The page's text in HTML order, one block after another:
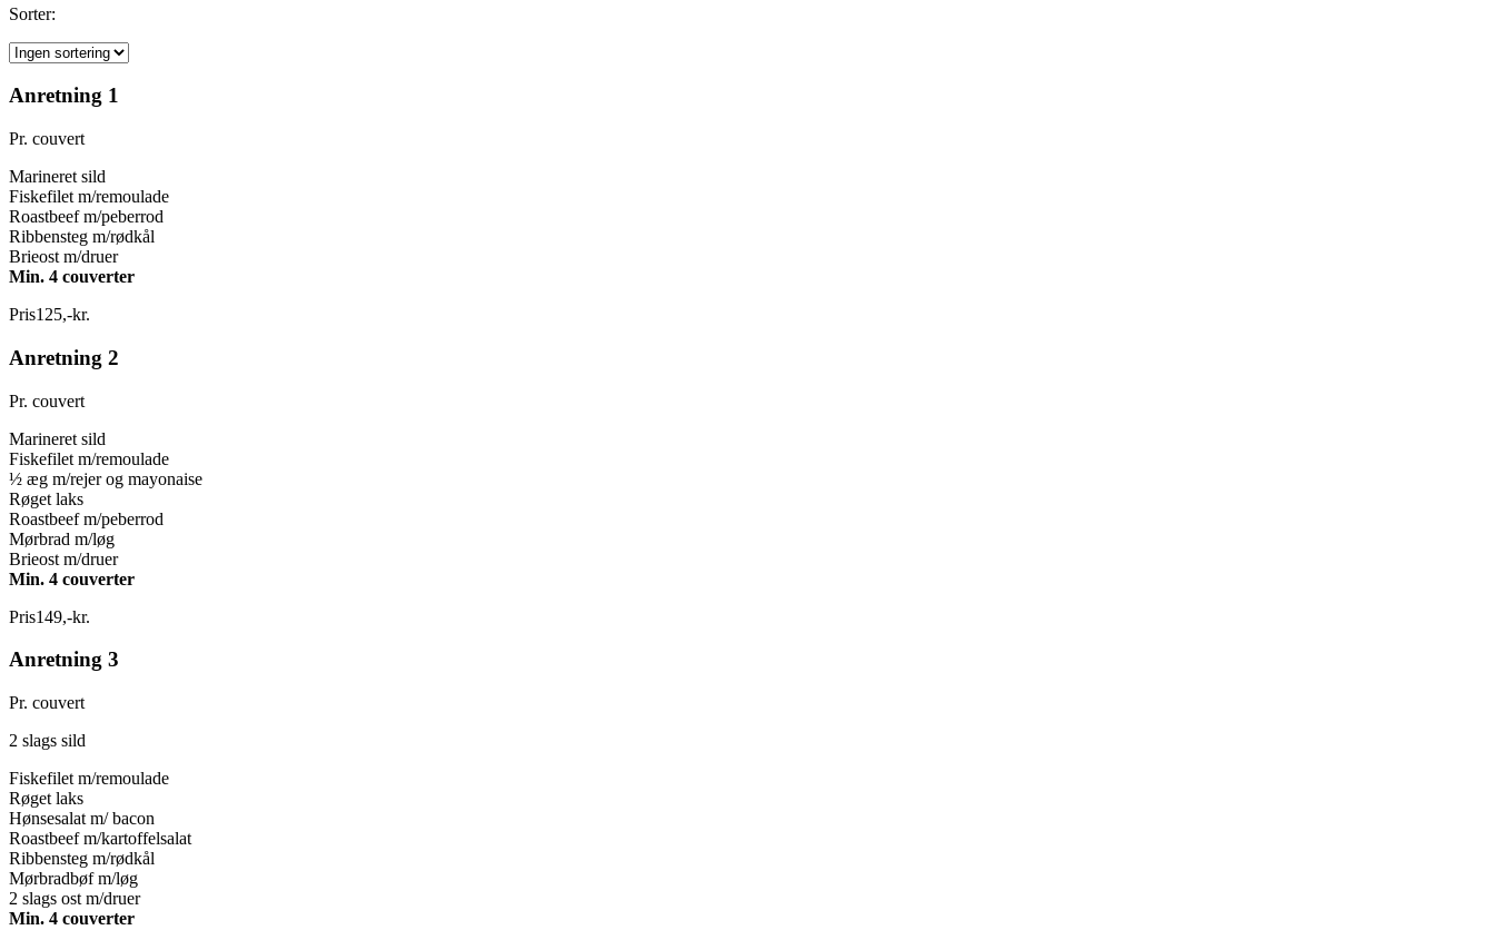
Sorter:
Anretning 1
Pr. couvert
Marineret sild
Fiskefilet m/remoulade
Roastbeef m/peberrod
Ribbensteg m/rødkål
Brieost m/druer
Min. 4 couverter
Pris125,-kr.
Anretning 2
Pr. couvert
Marineret sild
Fiskefilet m/remoulade
½ æg m/rejer og mayonaise
Røget laks
Roastbeef m/peberrod
Mørbrad m/løg
Brieost m/druer
Min. 4 couverter
Pris149,-kr.
Anretning 3
Pr. couvert
2 slags sild
Fiskefilet m/remoulade
Røget laks
Hønsesalat m/ bacon
Roastbeef m/kartoffelsalat
Ribbensteg m/rødkål
Mørbradbøf m/løg
2 slags ost m/druer
Min. 4 couverter